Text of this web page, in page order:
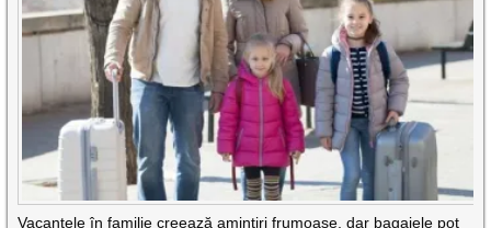
Vacanțele în familie creează amintiri frumoase, dar bagajele pot